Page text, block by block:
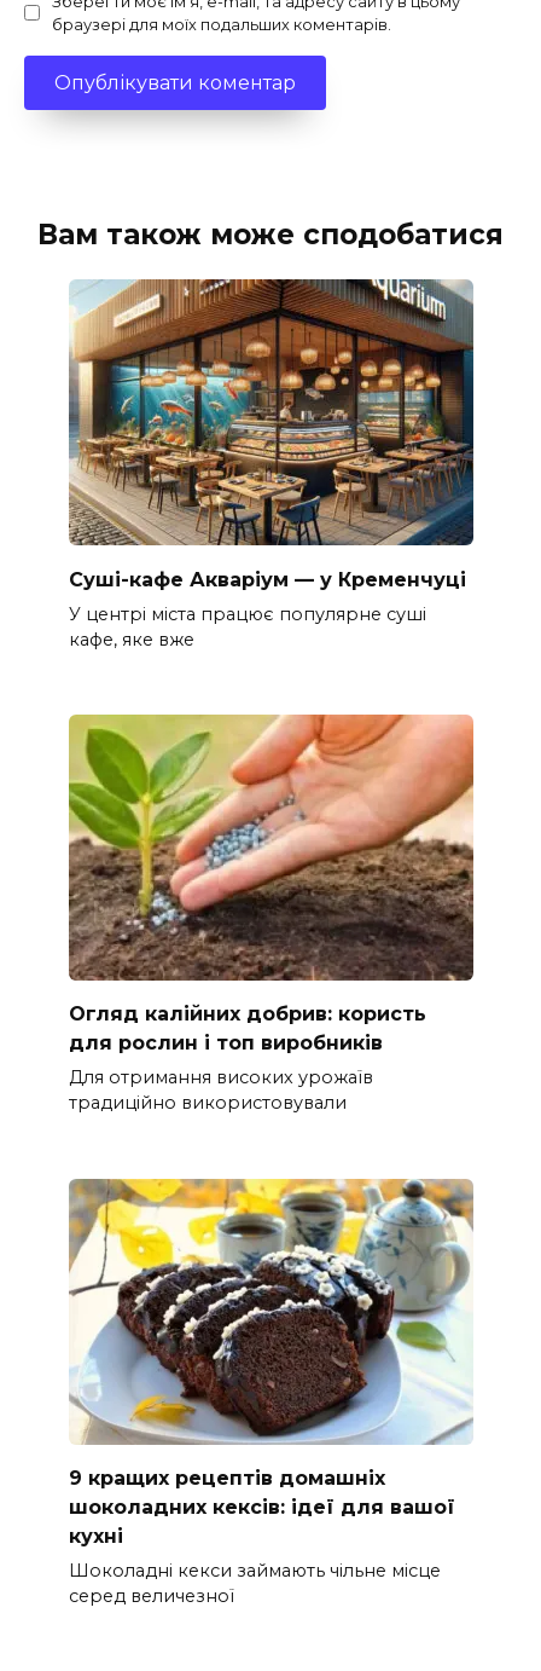
браузері для моїх подальших коментарів.
Вам також може сподобатися
Суші-кафе Акваріум — у Кременчуці
У центрі міста працює популярне суші
кафе, яке вже
Огляд калійних добрив: користь
для рослин і топ виробників
Для отримання високих урожаїв
традиційно використовували
9 кращих рецептів домашніх
шоколадних кексів: ідеї для вашої
кухні
Шоколадні кекси займають чільне місце
серед величезної